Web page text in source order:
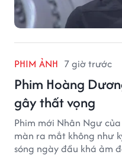
PHIM ẢNH 7 giờ trước
Phim Hoàng
gây thất vọng
Phim mới Nhân Ngư
màn ra mắt không như
sóng ngày đầu khá ảm